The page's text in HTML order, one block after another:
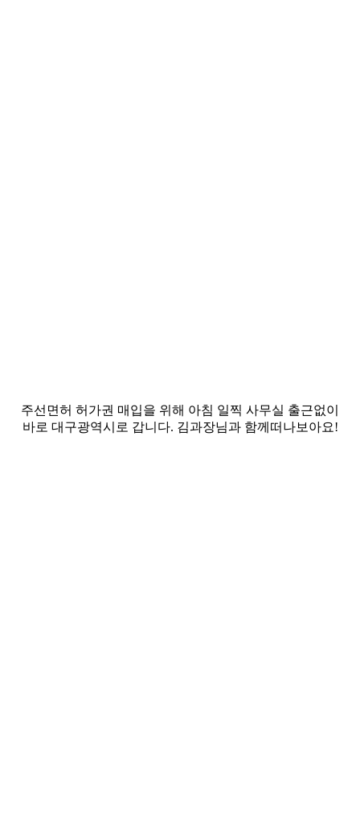
주선면허 허가권 매입을 위해 아침 일찍 사무실 출근없이
바로 대구광역시로 갑니다. 김과장님과 함께 떠나보아요!